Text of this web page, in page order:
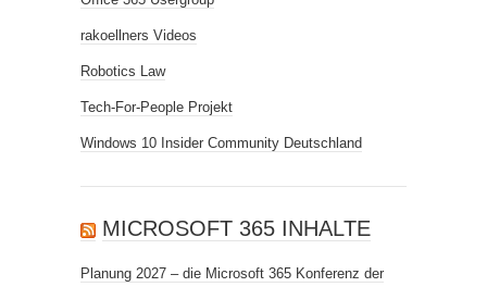
rakoellners Videos
Robotics Law
Tech-For-People Projekt
Windows 10 Insider Community Deutschland
MICROSOFT 365 INHALTE
Planung 2027 – die Microsoft 365 Konferenz der